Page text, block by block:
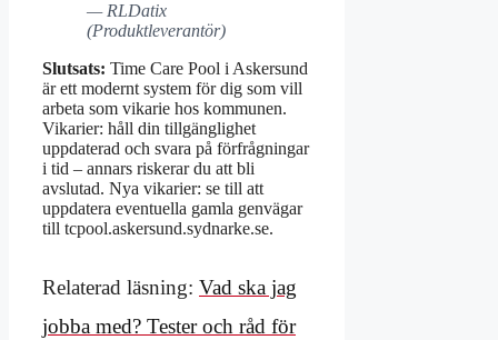
— RLDatix
(Produktleverantör)
Slutsats: Time Care Pool i Askersund
är ett modernt system för dig som vill
arbeta som vikarie hos kommunen.
Vikarier: håll din tillgänglighet
uppdaterad och svara på förfrågningar
i tid – annars riskerar du att bli
avslutad. Nya vikarier: se till att
uppdatera eventuella gamla genvägar
till tcpool.askersund.sydnarke.se.
Relaterad läsning: Vad ska jag
jobba med? Tester och råd för